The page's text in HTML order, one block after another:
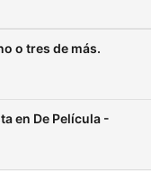
o tres de más.
en De Película -